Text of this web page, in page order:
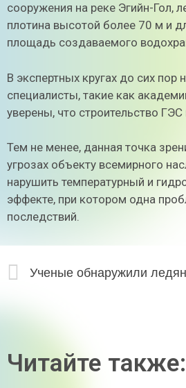
сооружения на реке Эгийн-
плотина высотой более 70 м и
площадь создаваемого
В экспертных кругах до сих
специалисты, такие как
уверены, что строительство
Тем не менее, данная точка
угрозах объекту всемирного
нарушить температурный и
эффекте, при котором одна
последствий.
Читайте также: